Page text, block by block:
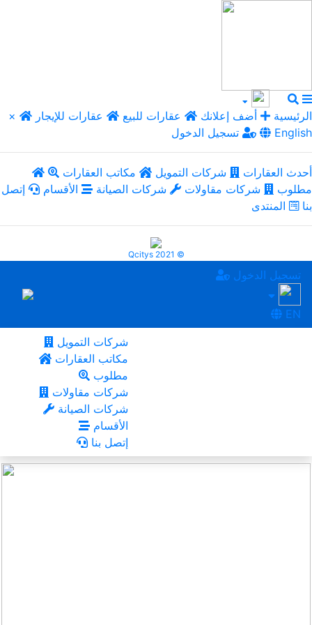
× الرئيسية أضف إعلانك عقارات للبيع
عقارات للإيجار
تسجيل الدخول
English
أحدث العقارات شركات التمويل
مكاتب العقارات
مطلوب
شركات مقاولات شركات الصيانة الأقسام
إتصل
بنا
المنتدى
Qcitys 2021 ©
تسجيل الدخول
EN
شركات التمويل
مكاتب العقارات
مطلوب
شركات مقاولات
شركات الصيانة
الأقسام
إتصل بنا